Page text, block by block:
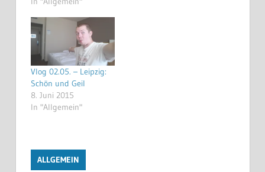
man euch eigentlich
schnell beantworten.
Ich hab nun ein
Samsung Galaxy S und
bin nun bei einem
weiteren…
Vlog 02.05. – Leipzig:
Schön und Geil
8. Juni 2015
In "Allgemein"
ALLGEMEIN